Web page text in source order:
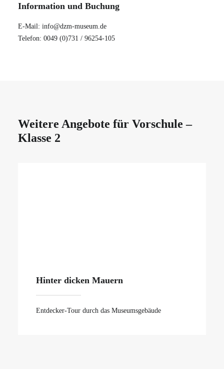
Information und Buchung
E-Mail: info@dzm-museum.de
Telefon: 0049 (0)731 / 96254-105
Weitere Angebote für Vorschule –
Klasse 2
Hinter dicken Mauern
Entdecker-Tour durch das Museumsgebäude